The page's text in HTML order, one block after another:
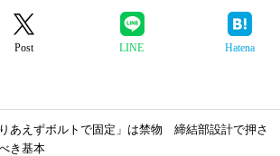
Post LINE Hatena
りあえずボルトで固定」は禁物 締結部設計で押さ
き基本